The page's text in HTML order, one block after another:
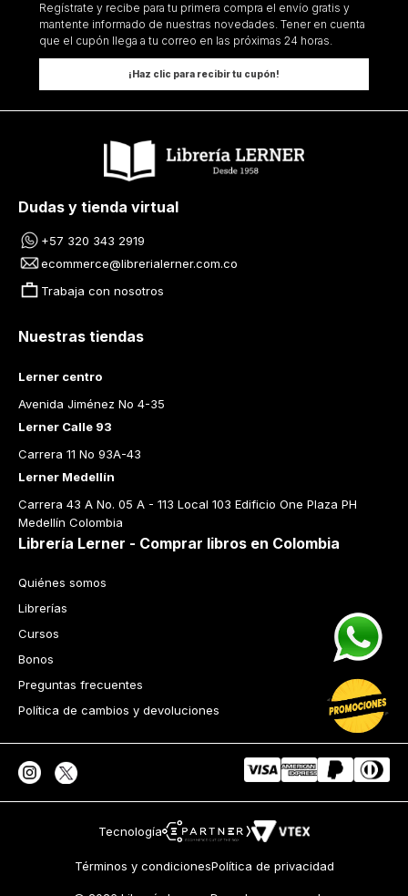
Regístrate y recibe para tu primera compra el envío gratis y
mantente informado de nuestras novedades. Tener en cuenta
que el cupón llega a tu correo en las próximas 24 horas.
¡Haz clic para recibir tu cupón!
Dudas y tienda virtual
+57 320 343 2919
ecommerce@librerialerner.com.co
Trabaja con nosotros
Nuestras tiendas
Lerner centro
Avenida Jiménez No 4-35
Lerner Calle 93
Carrera 11 No 93A-43
Lerner Medellín
Carrera 43 A No. 05 A - 113 Local 103 Edificio One Plaza PH
Medellín Colombia
Librería Lerner - Comprar libros en Colombia
Quiénes somos
Librerías
Cursos
Bonos
Preguntas frecuentes
Política de cambios y devoluciones
Tecnología
Términos y condicionesPolítica de privacidad